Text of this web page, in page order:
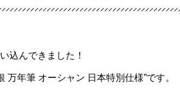
込んできました！
万年筆 オーシャン 日本特別仕様”です。